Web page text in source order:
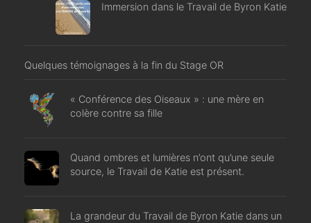
Immersion dans le Travail de Byron Katie
Quelques témoignages à la fin du Stage OR
« Conférence des Oiseaux » : une mère en
colère contre sa fille
Quand ombres et lumières n’ont qu’une seule
source, le Travail de Katie est présent.
La grandeur du Travail de Byron Katie dans un